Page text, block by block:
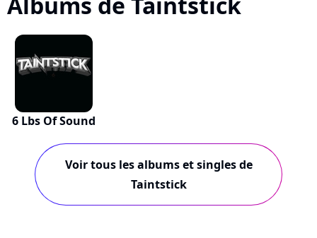
6 Lbs Of Sound
Voir tous les albums et singles de
Taintstick